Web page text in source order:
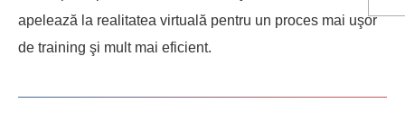
apelează la realitatea virtuală pentru un proces mai uşor
de training şi mult mai eficient.